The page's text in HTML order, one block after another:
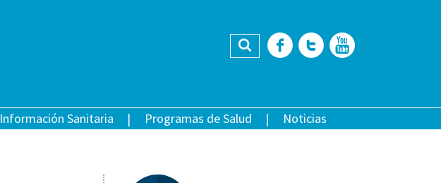
Buscar Facebook
Twitter
Información Sanitaria Programas de Salud Noticias